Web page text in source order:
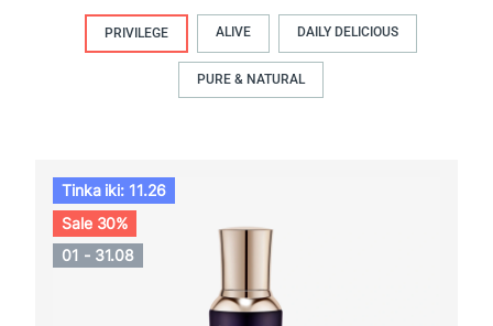
PRIVILEGE ALIVE DAILY DELICIOUS
PURE & NATURAL
Tinka iki: 11.26
Sale 30%
01 - 31.08